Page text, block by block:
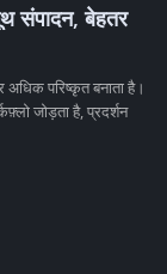
संपादन, बेहतर
परिष्कृत बनाता है।
जोड़ता है, प्रदर्शन